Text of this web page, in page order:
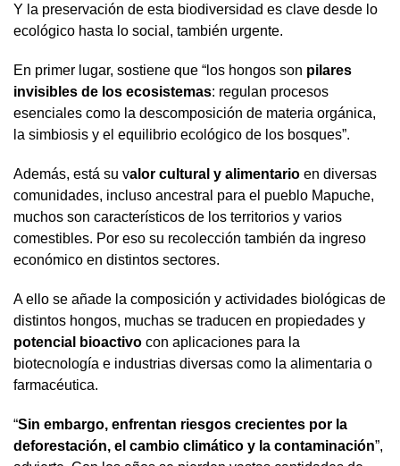
Y la preservación de esta biodiversidad es clave desde lo
ecológico hasta lo social, también urgente.
En primer lugar, sostiene que “los hongos son pilares
invisibles de los ecosistemas: regulan procesos
esenciales como la descomposición de materia orgánica,
la simbiosis y el equilibrio ecológico de los bosques”.
Además, está su valor cultural y alimentario en diversas
comunidades, incluso ancestral para el pueblo Mapuche,
muchos son característicos de los territorios y varios
comestibles. Por eso su recolección también da ingreso
económico en distintos sectores.
A ello se añade la composición y actividades biológicas de
distintos hongos, muchas se traducen en propiedades y
potencial bioactivo con aplicaciones para la
biotecnología e industrias diversas como la alimentaria o
farmacéutica.
“Sin embargo, enfrentan riesgos crecientes por la
deforestación, el cambio climático y la contaminación”,